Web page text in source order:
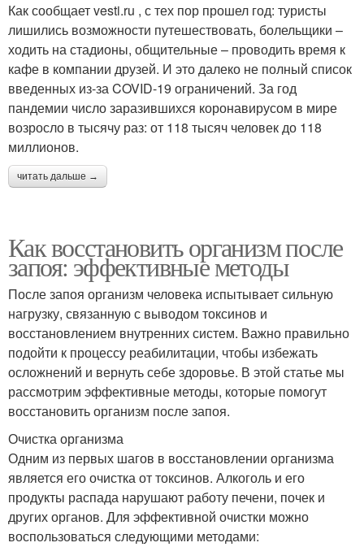
Как сообщает vesti.ru , с тех пор прошел год: туристы
лишились возможности путешествовать, болельщики –
ходить на стадионы, общительные – проводить время к
кафе в компании друзей. И это далеко не полный список
введенных из-за COVID-19 ограничений. За год
пандемии число заразившихся коронавирусом в мире
возросло в тысячу раз: от 118 тысяч человек до 118
миллионов.
читать дальше →
Как восстановить организм после
запоя: эффективные методы
После запоя организм человека испытывает сильную
нагрузку, связанную с выводом токсинов и
восстановлением внутренних систем. Важно правильно
подойти к процессу реабилитации, чтобы избежать
осложнений и вернуть себе здоровье. В этой статье мы
рассмотрим эффективные методы, которые помогут
восстановить организм после запоя.
Очистка организма
Одним из первых шагов в восстановлении организма
является его очистка от токсинов. Алкоголь и его
продукты распада нарушают работу печени, почек и
других органов. Для эффективной очистки можно
воспользоваться следующими методами: